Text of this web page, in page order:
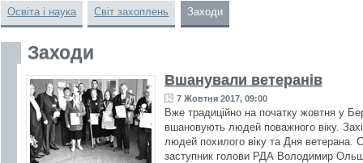
Освіта і наука Світ захоплень Заходи
Заходи
Вшанували ветеранів
7 Жовтня 2017, 09:00
Вже традиційно на початку жовтня у
вшановують людей поважного віку.
людей похилого віку та Дня ветерана.
заступник голови РДА Володимир